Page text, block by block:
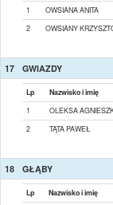
1
OWSIANA ANITA
2
OWSIANY
17 GWIAZDY
Lp Nazwisko i imię
1
OLEKSA
2
TĄTA PAWEŁ
18 GŁĄBY
Lp Nazwisko i imię